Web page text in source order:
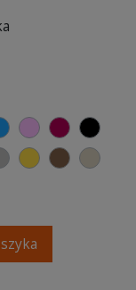
niebieski
różowymalinowy
zieleń
niebieski
szarymusztardowy
brązowy